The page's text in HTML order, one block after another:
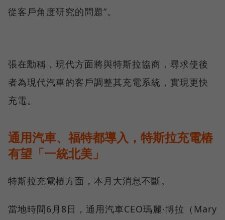
從客戶角度研究的問題”。
張在勳稱，現代方面將與特斯拉協商，尋求使後
者為現代汽車的客戶調整其充電系統，實現更快
充電。
通用汽車、福特都導入，特斯拉充電樁
有望「一統北美」
特斯拉充電樁方面，本月大消息不斷。
當地時間6月8日，通用汽車CEO瑪麗·博拉（Mary